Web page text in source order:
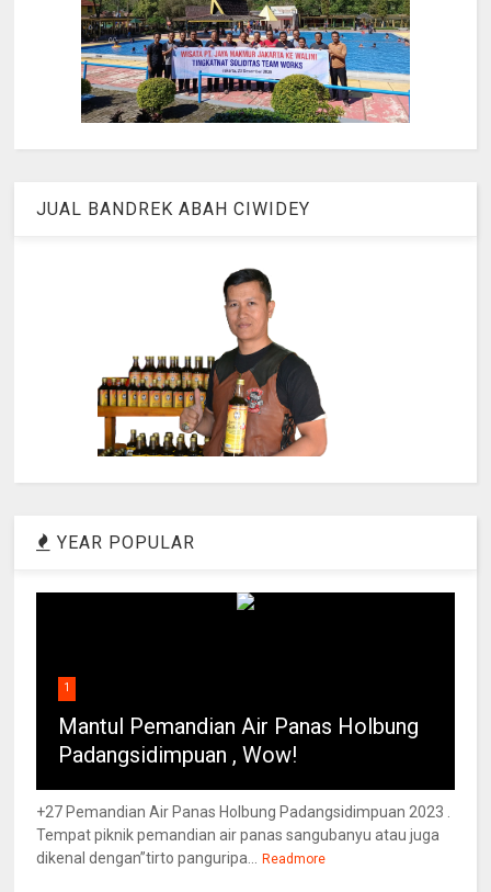
JUAL BANDREK ABAH CIWIDEY
YEAR POPULAR
1
Mantul Pemandian Air Panas Holbung
Padangsidimpuan , Wow!
+27 Pemandian Air Panas Holbung Padangsidimpuan 2023 .
Tempat piknik pemandian air panas sangubanyu atau juga
dikenal dengan”tirto panguripa...
Readmore